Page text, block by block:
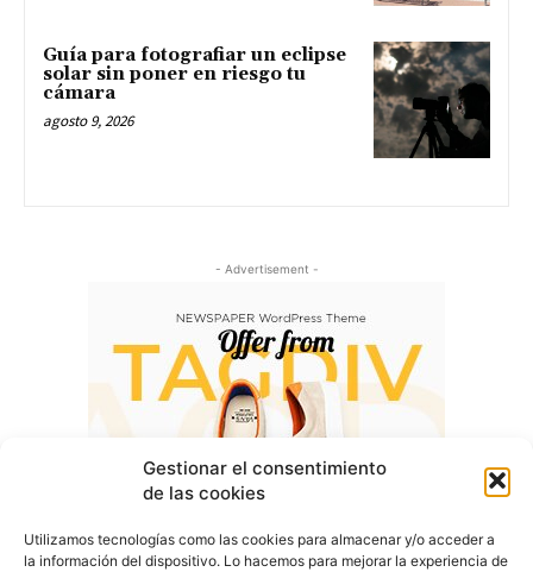
Gestionar el consentimiento
de las cookies
Utilizamos tecnologías como las cookies para almacenar y/o acceder a
la información del dispositivo. Lo hacemos para mejorar la experiencia de
Guía para fotografiar un eclipse
solar sin poner en riesgo tu
cámara
agosto 9, 2026
- Advertisement -